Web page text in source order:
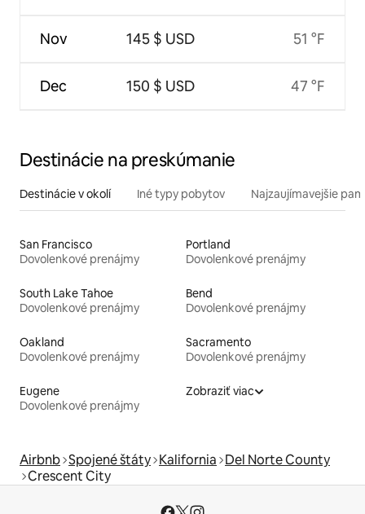
Nov
Dec
145 $ USD
150 $ USD
51 °F
47 °F
Destinácie na preskúmanie
Destinácie v okolí Iné typy pobytov Najzaujímavejšie
San Francisco
Dovolenkové prenájmy
Portland
Dovolenkové prenájmy
South Lake Tahoe
Dovolenkové prenájmy
Bend
Dovolenkové prenájmy
Oakland
Dovolenkové prenájmy
Sacramento
Dovolenkové prenájmy
Eugene
Dovolenkové prenájmy
Zobraziť viac
Airbnb Spojené štáty Kalifornia Del Norte County
Crescent City